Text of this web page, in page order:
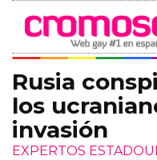
Rusia
los
invasión
EXPERTOS